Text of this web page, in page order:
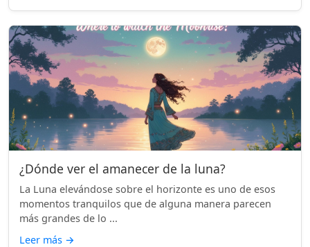
¿Dónde ver el amanecer de la luna?
La Luna elevándose sobre el horizonte es uno de esos
momentos tranquilos que de alguna manera parecen
más grandes de lo ...
Leer más →